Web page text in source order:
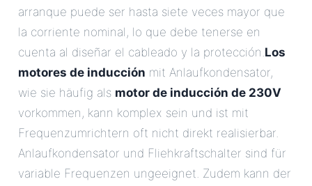
arranque puede ser hasta siete veces mayor que
la corriente nominal, lo que debe tenerse en
cuenta al diseñar el cableado y la protección.Los
motores de inducción mit Anlaufkondensator,
wie sie häufig als motor de inducción de 230V
vorkommen, kann komplex sein und ist mit
Frequenzumrichtern oft nicht direkt realisierbar.
Anlaufkondensator und Fliehkraftschalter sind für
variable Frequenzen ungeeignet. Zudem kann der